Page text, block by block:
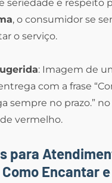
seriedade e respeito
, o consumidor se
o serviço.
: Imagem de
com a frase
sempre no prazo.”
vermelho.
para
Encantar